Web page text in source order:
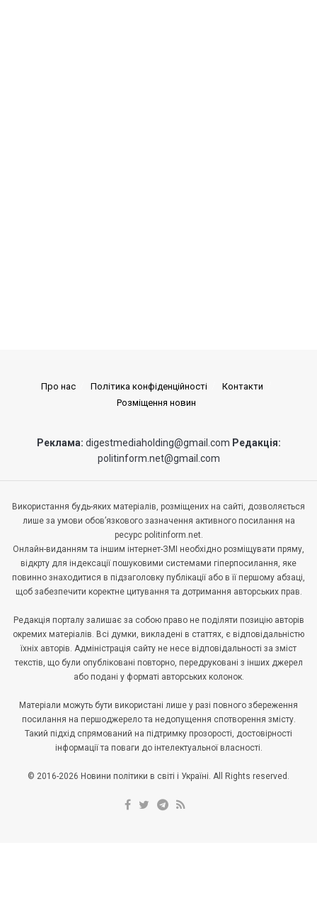
Про нас Політика конфіденційності
Контакти
Розміщення новин
Реклама: digestmediaholding@gmail.com Редакція:
politinform.net@gmail.com
Використання будь-яких матеріалів, розміщених на сайті, дозволяється
лише за умови обов’язкового зазначення активного посилання на
ресурс politinform.net.
Онлайн-виданням та іншим інтернет-ЗМІ необхідно розміщувати пряму,
відкрту для індексації пошуковими системами гіперпосилання, яке
повинно знаходитися в підзаголовку публікації або в її першому абзаці,
щоб забезпечити коректне цитування та дотримання авторських прав.
Редакція порталу залишає за собою право не поділяти позицію авторів
окремих матеріалів. Всі думки, викладені в статтях, є відповідальністю
їхніх авторів. Адміністрація сайту не несе відповідальності за зміст
текстів, що були опубліковані повторно, передруковані з інших джерел
або подані у форматі авторських колонок.
Матеріали можуть бути використані лише у разі повного збереження
посилання на першоджерело та недопущення спотворення змісту.
Такий підхід спрямований на підтримку прозорості, достовірності
інформації та поваги до інтелектуальної власності.
© 2016-2026 Новини політики в світі і Україні. All Rights reserved.